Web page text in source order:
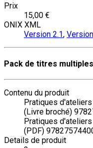
Prix
15,00 €
ONIX XML
Version 2.1,
Pack de titres multiples
Contenu du produit
Pratiques
(Livre broché)
Pratiques
(PDF)
Details de produit